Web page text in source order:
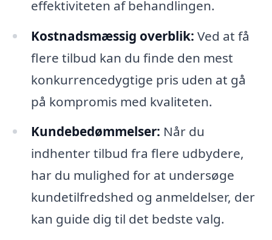
effektiviteten af behandlingen.
Kostnadsmæssig overblik: Ved at få
flere tilbud kan du finde den mest
konkurrencedygtige pris uden at gå
på kompromis med kvaliteten.
Kundebedømmelser: Når du
indhenter tilbud fra flere udbydere,
har du mulighed for at undersøge
kundetilfredshed og anmeldelser, der
kan guide dig til det bedste valg.